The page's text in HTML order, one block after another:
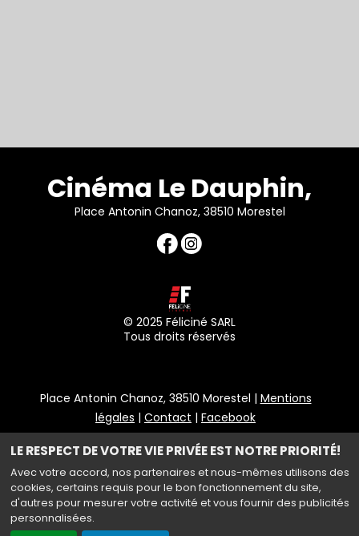
LE RESPECT DE VOTRE VIE PRIVÉE EST NOTRE PRIORITÉ!
Avec votre accord, nos partenaires et nous-mêmes utilisons des
cookies, certains requis pour le bon fonctionnement du site,
d'autres pour mesurer votre activité et vous fournir des publicités
personnalisées.
Cinéma Le Dauphin,
Place Antonin Chanoz, 38510 Morestel
© 2025 Féliciné SARL
Tous droits réservés
Place Antonin Chanoz, 38510 Morestel | Mentions
légales | Contact | Facebook
Politique de confidentialité
Haut de page
Création site internet www.erakys.com